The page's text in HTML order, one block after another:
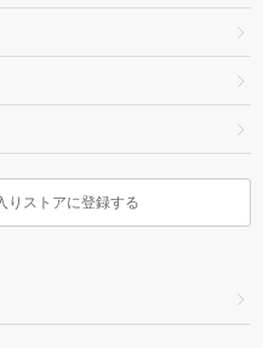
りストアに登録する